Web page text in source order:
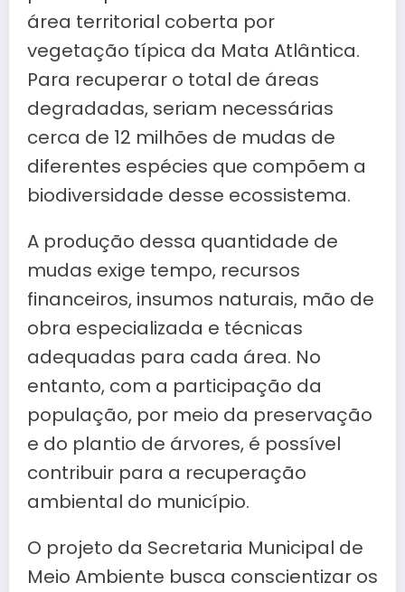
área territorial coberta por
vegetação típica da Mata Atlântica.
Para recuperar o total de áreas
degradadas, seriam necessárias
cerca de 12 milhões de mudas de
diferentes espécies que compõem a
biodiversidade desse ecossistema.
A produção dessa quantidade de
mudas exige tempo, recursos
financeiros, insumos naturais, mão de
obra especializada e técnicas
adequadas para cada área. No
entanto, com a participação da
população, por meio da preservação
e do plantio de árvores, é possível
contribuir para a recuperação
ambiental do município.
O projeto da Secretaria Municipal de
Meio Ambiente busca conscientizar os